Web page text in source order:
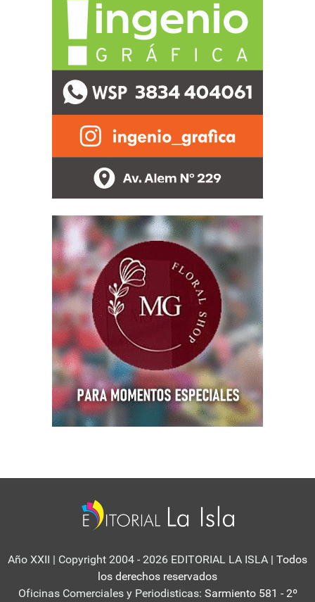
Año XXII | Copyright 2004 - 2026 EDITORIAL LA ISLA | Todos
los derechos reservados
Oficinas Comerciales y Periodisticas: Sarmiento 581 - 2º